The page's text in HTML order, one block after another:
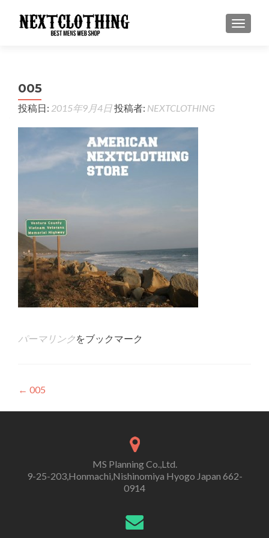
ナビゲ
005
投稿日: 2015年9月4日投稿者: NEXTCLOTHING
パーマリンクをブックマーク
投
稿
ゲ
← 005
MS Planning Co.,Ltd.
9-25-203,Honmachi,Nishinomiya Hyogo Japan 662-
0914